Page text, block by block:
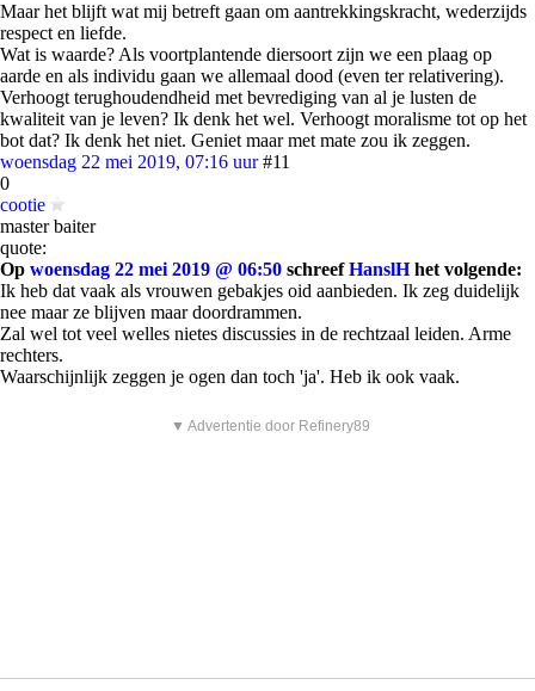
Maar het blijft wat mij betreft gaan om aantrekkingskracht, wederzijds
respect en liefde.
Wat is waarde? Als voortplantende diersoort zijn we een plaag op
aarde en als individu gaan we allemaal dood (even ter relativering).
Verhoogt terughoudendheid met bevrediging van al je lusten de
kwaliteit van je leven? Ik denk het wel. Verhoogt moralisme tot op het
bot dat? Ik denk het niet. Geniet maar met mate zou ik zeggen.
woensdag 22 mei 2019, 07:16 uur #11
0
cootie
master baiter
quote:
Op woensdag 22 mei 2019 @ 06:50 schreefHanslHhet volgende:
Ik heb dat vaak als vrouwen gebakjes oid aanbieden. Ik zeg duidelijk
nee maar ze blijven maar doordrammen.
Zal wel tot veel welles nietes discussies in de rechtzaal leiden. Arme
rechters.
Waarschijnlijk zeggen je ogen dan toch 'ja'. Heb ik ook vaak.
▼ Advertentie door Refinery89